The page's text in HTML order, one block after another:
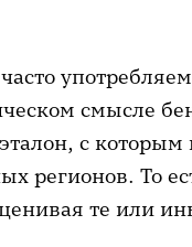
смысле
с
регионов. То
те или